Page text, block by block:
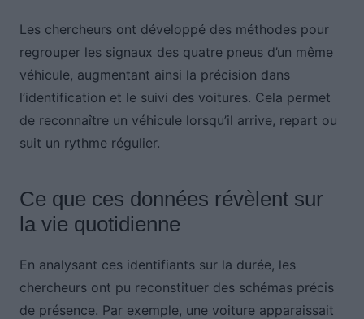
Les chercheurs ont développé des méthodes pour
regrouper les signaux des quatre pneus d’un même
véhicule, augmentant ainsi la précision dans
l’identification et le suivi des voitures. Cela permet
de reconnaître un véhicule lorsqu’il arrive, repart ou
suit un rythme régulier.
Ce que ces données révèlent sur
la vie quotidienne
En analysant ces identifiants sur la durée, les
chercheurs ont pu reconstituer des schémas précis
de présence. Par exemple, une voiture apparaissait